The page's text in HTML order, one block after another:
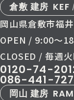
倉敷 建房 KEF /
岡山県倉敷市福
OPEN / 9:00〜
CLOSED / 毎週
0120-74-
086-441-
岡山 建房